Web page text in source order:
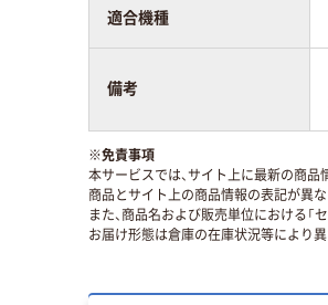
適合機種
備考
※免責事項
本サービスでは、サイト上に最新の商品
商品とサイト上の商品情報の表記が異
また、商品名および販売単位における「
お届け形態は倉庫の在庫状況等により